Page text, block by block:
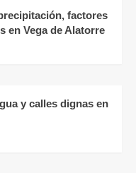
factores
en Vega de Alatorre
y calles dignas en